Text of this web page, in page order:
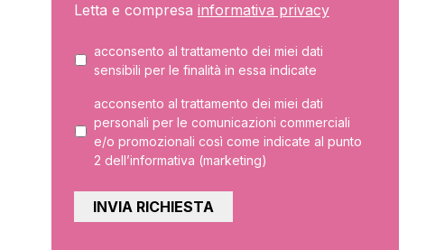
Letta e compresa informativa privacy
acconsento al trattamento dei miei dati
sensibili per le finalità in essa indicate
acconsento al trattamento dei miei dati
personali per le comunicazioni commerciali
e/o promozionali così come indicate al punto
2 dell’informativa (marketing)